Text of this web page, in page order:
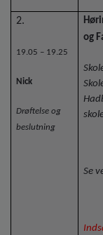
2.
19.05 – 19.25
Nick
Drøftelse og
beslutning
og
Se